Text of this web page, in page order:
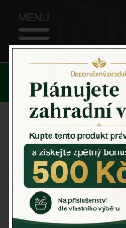
Venkovský
plůtek